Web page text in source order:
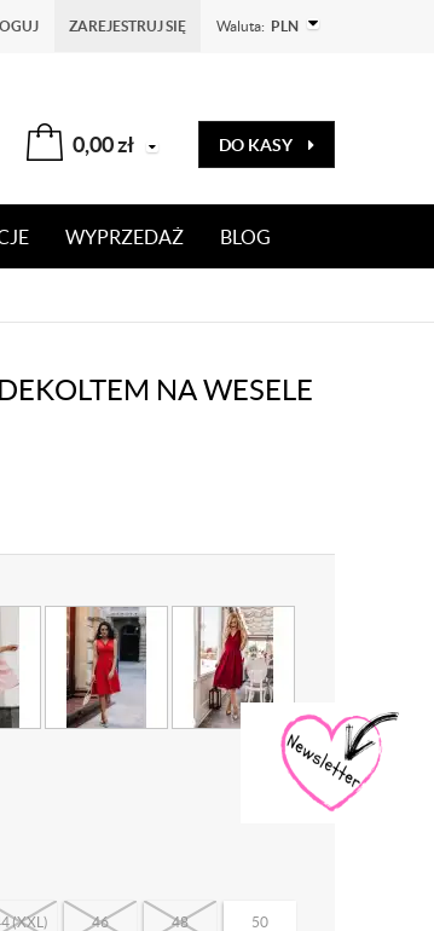
ZAREJESTRUJ SIĘ Waluta: PLN
0,00zł DO KASY
WYPRZEDAŻ BLOG
NA WESELE
(XXL) 46 48 50